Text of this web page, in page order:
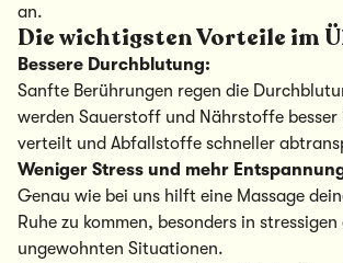
an.
Die wichtigsten Vorteile im
Bessere Durchblutung:
Sanfte Berührungen regen die
werden Sauerstoff und Nährstoffe besser
verteilt und Abfallstoffe schneller
Weniger Stress und mehr
Genau wie bei uns hilft eine Massage
Ruhe zu kommen, besonders in stressigen
ungewohnten Situationen.